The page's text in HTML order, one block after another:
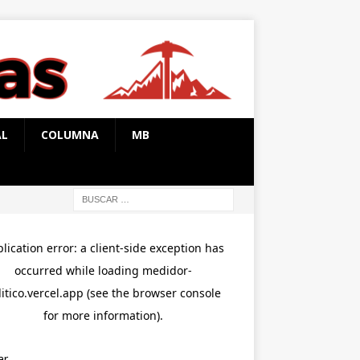
COLUMNA MB